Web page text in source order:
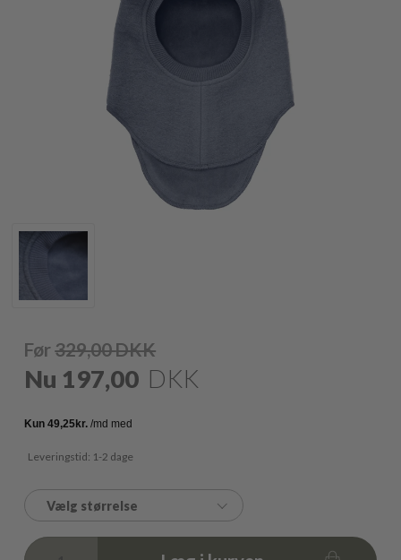
Før329,00DKK
Nu 197,00 DKK
Leveringstid: 1-2 dage
Vælg størrelse